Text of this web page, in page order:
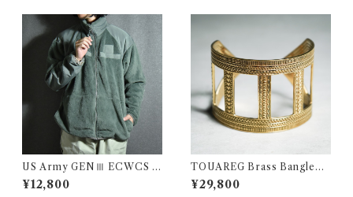
US Army GENⅢ ECWCS P
OLARTEC Fleece Jacket ア
メリカ軍 エクワックス ポーラ
¥12,800
TOUAREG Brass Bangleト
ゥアレグ ブラス バングル 真鍮
156
¥29,800